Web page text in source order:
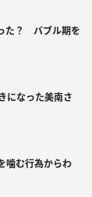
た？ バブル期を
になった美南さ
噛む行為からわ